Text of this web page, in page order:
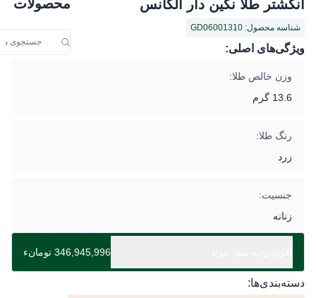
محصولات
انگشتر طلا نگین دار الگانس
شناسه محصول: GD06001310
ویژگی‌های اصلی:
وزن خالص طلا:
13.6 گرم
رنگ طلا:
زرد
جنسیت:
زنانه
346,945,996 تومانء
دسته‌بندی‌ها: